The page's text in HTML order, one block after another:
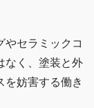
やセラミックコ
なく、塗装と外
を妨害する働き